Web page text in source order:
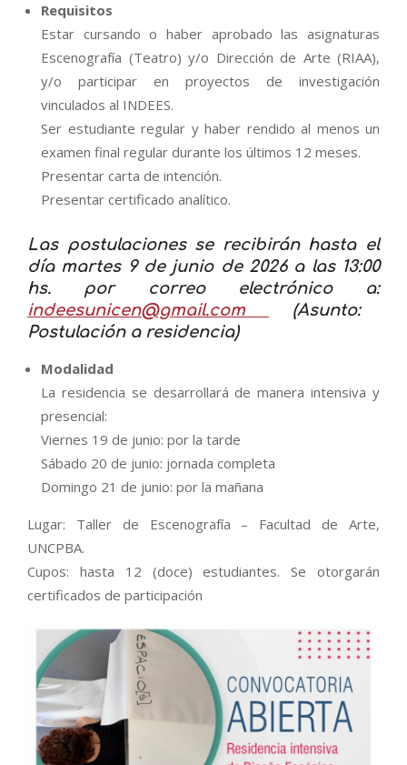
Requisitos
Estar cursando o haber aprobado las asignaturas
Escenografía (Teatro) y/o Dirección de Arte (RIAA),
y/o participar en proyectos de investigación
vinculados al INDEES.
Ser estudiante regular y haber rendido al menos un
examen final regular durante los últimos 12 meses.
Presentar carta de intención.
Presentar certificado analítico.
Las postulaciones se recibirán hasta el
día martes 9 de junio de 2026 a las 13:00
hs. por correo electrónico a:
indeesunicen@gmail.com
(Asunto:
Postulación a residencia)
Modalidad
La residencia se desarrollará de manera intensiva y
presencial:
Viernes 19 de junio: por la tarde
Sábado 20 de junio: jornada completa
Domingo 21 de junio: por la mañana
Lugar: Taller de Escenografía – Facultad de Arte,
UNCPBA.
Cupos: hasta 12 (doce) estudiantes. Se otorgarán
certificados de participación